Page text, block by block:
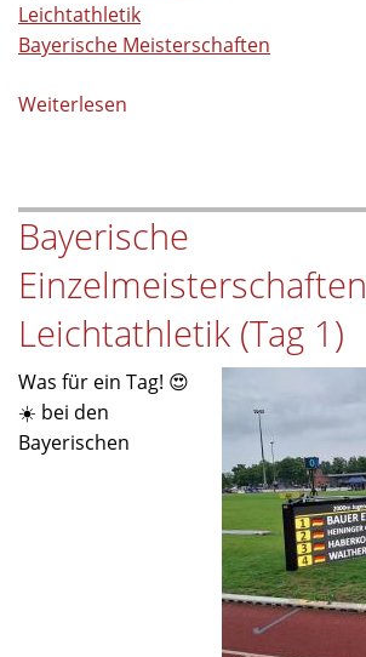
Leichtathletik
Bayerische Meisterschaften
Weiterlesen
Tag
2
🏃‍♀️
🥇
Bayerische
Einzelmeisterschaften
Leichtathletik (Tag 1)
Was für ein Tag! 😍
☀️ bei den
Bayerischen